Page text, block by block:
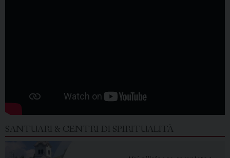
SANTUARI & CENTRI DI SPIRITUALITÀ